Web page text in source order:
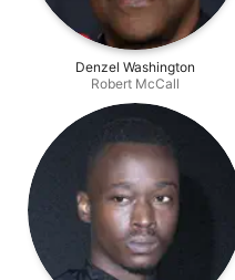
Denzel Washington
Robert McCall